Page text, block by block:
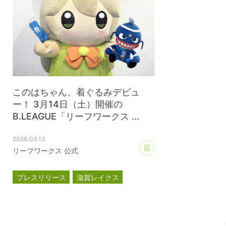
このはちゃん、着ぐるみデビュ
ー！ 3月14日（土）開催の
B.LEAGUE「リーフワークス ...
2026.03.13
リーフワークス 公式
プレスリリース
滋賀レイクス